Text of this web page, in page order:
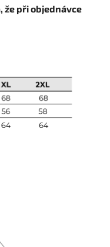
že při objednávce